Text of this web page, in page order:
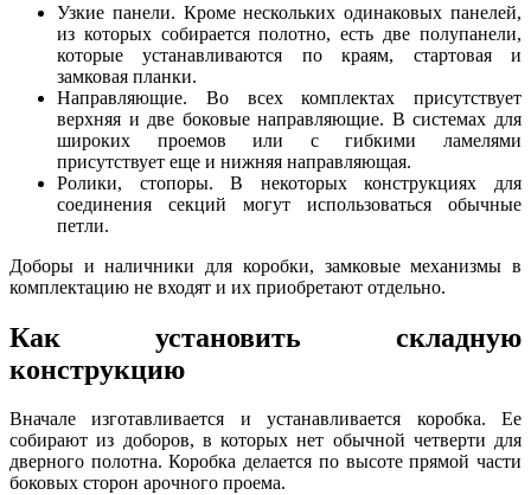
Узкие панели. Кроме нескольких одинаковых панелей,
из которых собирается полотно, есть две полупанели,
которые устанавливаются по краям, стартовая и
замковая планки.
Направляющие. Во всех комплектах присутствует
верхняя и две боковые направляющие. В системах для
широких проемов или с гибкими ламелями
присутствует еще и нижняя направляющая.
Ролики, стопоры. В некоторых конструкциях для
соединения секций могут использоваться обычные
петли.
Доборы и наличники для коробки, замковые механизмы в
комплектацию не входят и их приобретают отдельно.
Как установить складную
конструкцию
Вначале изготавливается и устанавливается коробка. Ее
собирают из доборов, в которых нет обычной четверти для
дверного полотна. Коробка делается по высоте прямой части
боковых сторон арочного проема.